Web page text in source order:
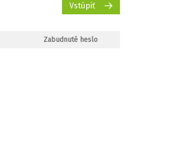
Vstúpiť
Zabudnuté heslo